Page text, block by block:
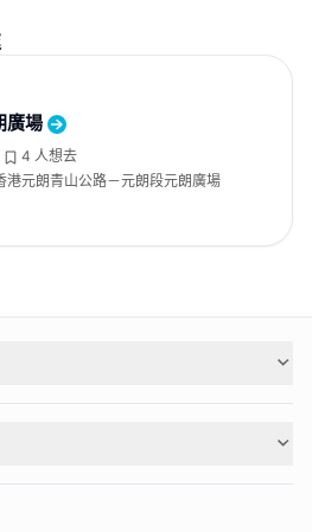
廣場
4 人想去
港元朗青山公路－元朗段元朗廣場